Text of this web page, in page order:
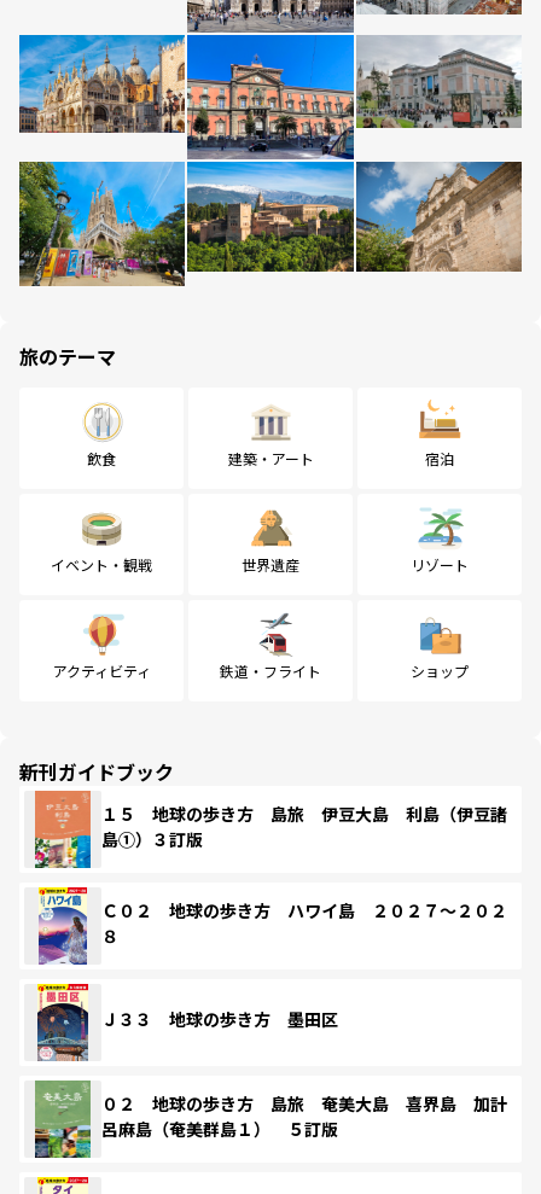
旅のテーマ
飲食 建築・アート 宿泊
イベント・観戦 世界遺産 リゾート
アクティビティ 鉄道・フライト ショップ
新刊ガイドブック
１５ 地球の歩き方 島旅 伊豆大島 利島（伊豆諸
島①）３訂版
Ｃ０２ 地球の歩き方 ハワイ島 ２０２７～２０２
８
Ｊ３３ 地球の歩き方 墨田区
０２ 地球の歩き方 島旅 奄美大島 喜界島 加計
呂麻島（奄美群島１） ５訂版